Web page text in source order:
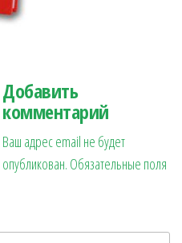
Добавить
комментарий
Ваш адрес email не будет
опубликован. Обязательные поля